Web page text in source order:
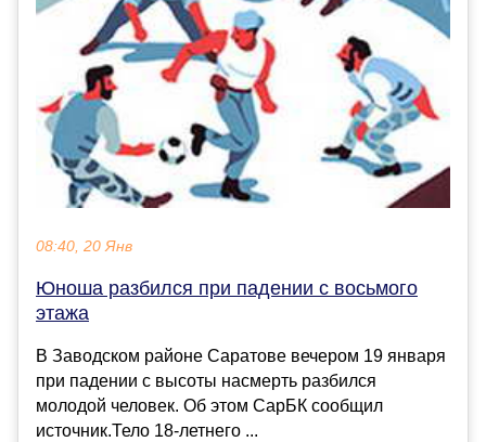
08:40, 20 Янв
Юноша разбился при падении с восьмого
этажа
В Заводском районе Саратове вечером 19 января
при падении с высоты насмерть разбился
молодой человек. Об этом СарБК сообщил
источник.Тело 18-летнего ...